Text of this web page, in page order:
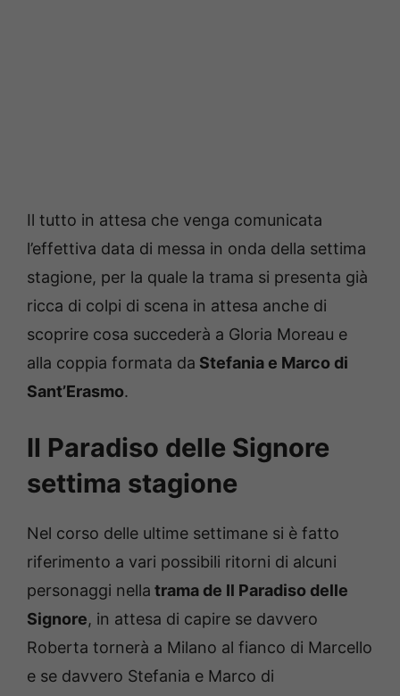
Il tutto in attesa che venga comunicata
l’effettiva data di messa in onda della settima
stagione, per la quale la trama si presenta già
ricca di colpi di scena in attesa anche di
scoprire cosa succederà a Gloria Moreau e
alla coppia formata da Stefania e Marco di
Sant’Erasmo.
Il Paradiso delle Signore
settima stagione
Nel corso delle ultime settimane si è fatto
riferimento a vari possibili ritorni di alcuni
personaggi nella trama de Il Paradiso delle
Signore, in attesa di capire se davvero
Roberta tornerà a Milano al fianco di Marcello
e se davvero Stefania e Marco di